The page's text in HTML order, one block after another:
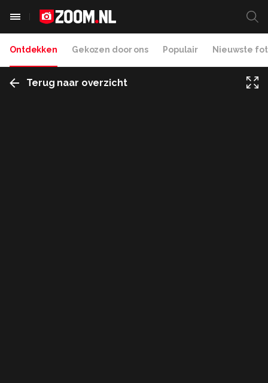
Ontdekken Gekozen door ons Populair Nieuwste
Terug naar overzicht